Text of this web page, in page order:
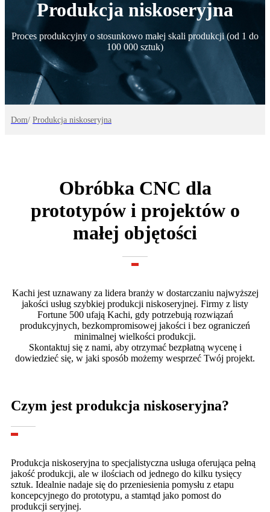
Produkcja niskoseryjna
Proces produkcyjny o stosunkowo małej skali produkcji (od 1 do
100 000 sztuk)
Dom/ Produkcja niskoseryjna
Obróbka CNC dla
prototypów i projektów o
małej objętości
Kachi jest uznawany za lidera branży w dostarczaniu najwyższej
jakości usług szybkiej produkcji niskoseryjnej. Firmy z listy
Fortune 500 ufają Kachi, gdy potrzebują rozwiązań
produkcyjnych, bezkompromisowej jakości i bez ograniczeń
minimalnej wielkości produkcji.
Skontaktuj się z nami, aby otrzymać bezpłatną wycenę i
dowiedzieć się, w jaki sposób możemy wesprzeć Twój projekt.
Czym jest produkcja niskoseryjna?
Produkcja niskoseryjna to specjalistyczna usługa oferująca pełną
jakość produkcji, ale w ilościach od jednego do kilku tysięcy
sztuk. Idealnie nadaje się do przeniesienia pomysłu z etapu
koncepcyjnego do prototypu, a stamtąd jako pomost do
produkcji seryjnej.